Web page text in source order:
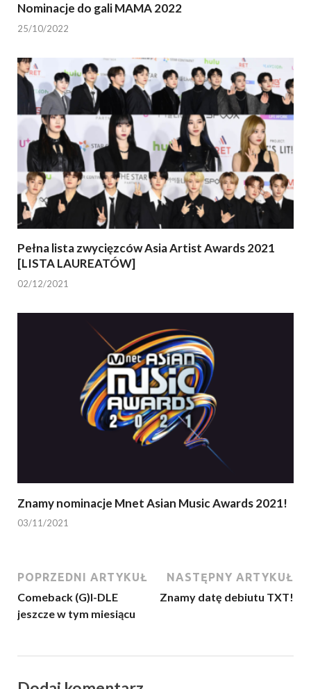
Nominacje do gali MAMA 2022
25/10/2022
Pełna lista zwycięzców Asia Artist Awards 2021
[LISTA LAUREATÓW]
02/12/2021
Znamy nominacje Mnet Asian Music Awards 2021!
03/11/2021
POPRZEDNI ARTYKUŁ
Comeback (G)I-DLE
jeszcze w tym miesiącu
NASTĘPNY ARTYKUŁ
Znamy datę debiutu TXT!